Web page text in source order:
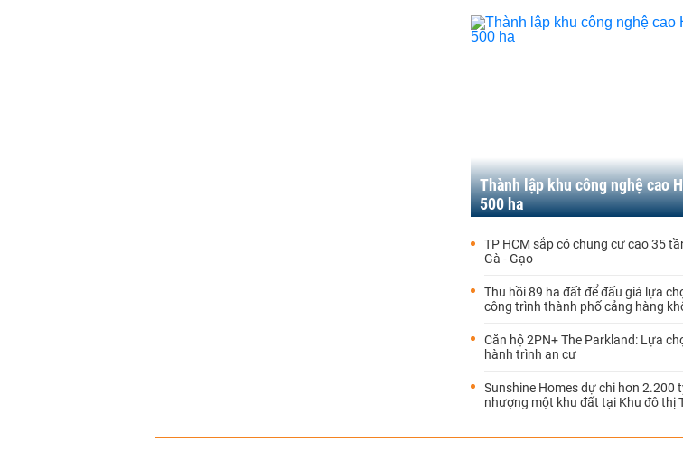
Thành lập khu công nghệ cao
500 ha
TP HCM sắp có chung cư cao 35
Gà - Gạo
Thu hồi 89 ha đất để đấu giá lựa
công trình thành phố cảng hàng
Căn hộ 2PN+ The Parkland: Lựa
hành trình an cư
Sunshine Homes dự chi hơn 2.200
nhượng một khu đất tại Khu đô thị